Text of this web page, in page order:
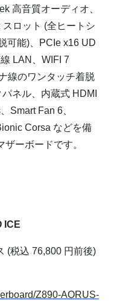
高音質オーディオ、
スロット (全ヒートシ
可能)、PCIe x16 UD
LAN、WIFI 7
線のワンタッチ着脱
ネル、内蔵式 HDMI
Smart Fan 6、
Corsa などを備
ーボードです。
ICE
(税込 76,800 円前後)
Z890-AORUS-